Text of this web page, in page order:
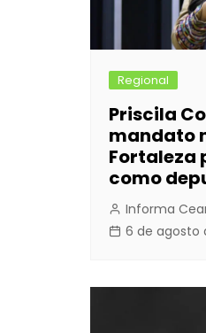
Regional
Priscila
mandato
Fortaleza
como
Informa
6 de agosto